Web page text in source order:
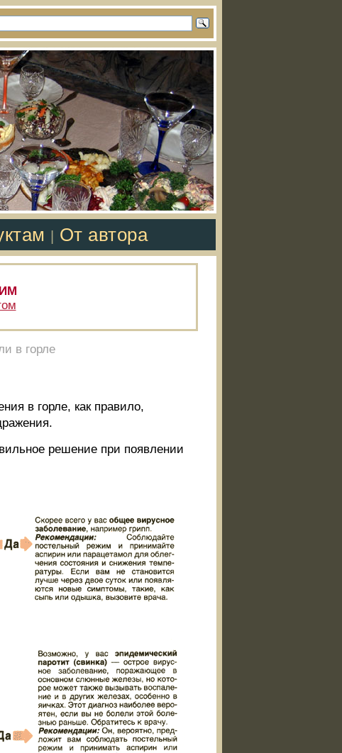
От автора
в горле
в горле, как правило,
решение при появлении